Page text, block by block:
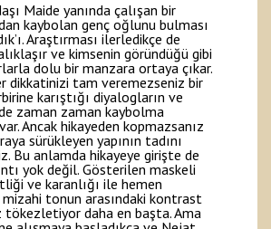
Maide yanında çalışan bir
kaybolan genç oğlunu bulması
Araştırması ilerledikçe de
ve kimsenin göründüğü gibi
dolu bir manzara ortaya çıkar.
dikkatinizi tam veremezseniz bir
karıştığı diyalogların ve
zaman zaman kaybolma
Ancak hikayeden kopmazsanız
sürükleyen yapının tadını
Bu anlamda hikayeye girişte de
yok değil. Gösterilen maskeli
ve karanlığı ile hemen
mizahi tonun arasındaki kontrast
tökezletiyor daha en başta. Ama